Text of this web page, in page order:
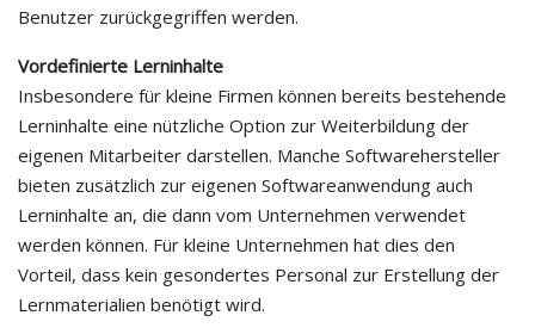
Benutzer zurückgegriffen werden.
Vordefinierte Lerninhalte
Insbesondere für kleine Firmen können bereits bestehende
Lerninhalte eine nützliche Option zur Weiterbildung der
eigenen Mitarbeiter darstellen. Manche Softwarehersteller
bieten zusätzlich zur eigenen Softwareanwendung auch
Lerninhalte an, die dann vom Unternehmen verwendet
werden können. Für kleine Unternehmen hat dies den
Vorteil, dass kein gesondertes Personal zur Erstellung der
Lernmaterialien benötigt wird.